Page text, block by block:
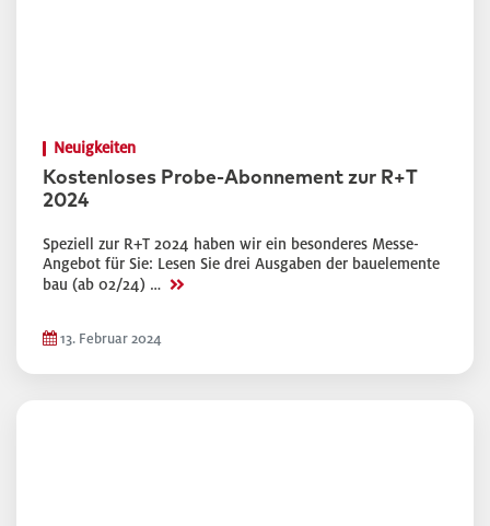
Neuigkeiten
Kostenloses Probe-Abonnement zur R+T
2024
Speziell zur R+T 2024 haben wir ein besonderes Messe-
Angebot für Sie: Lesen Sie drei Ausgaben der bauelemente
bau (ab 02/24) … >>
13. Februar 2024